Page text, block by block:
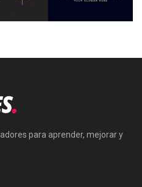
para aprender, mejorar y